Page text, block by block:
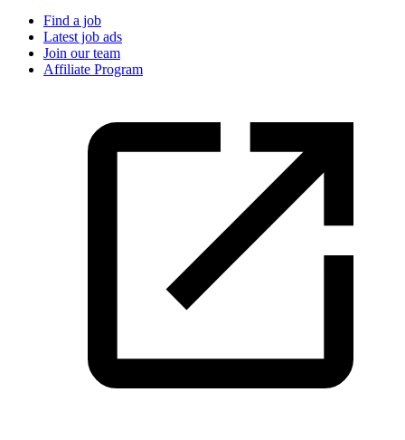
Find a job
Latest job ads
Join our team
Affiliate Program